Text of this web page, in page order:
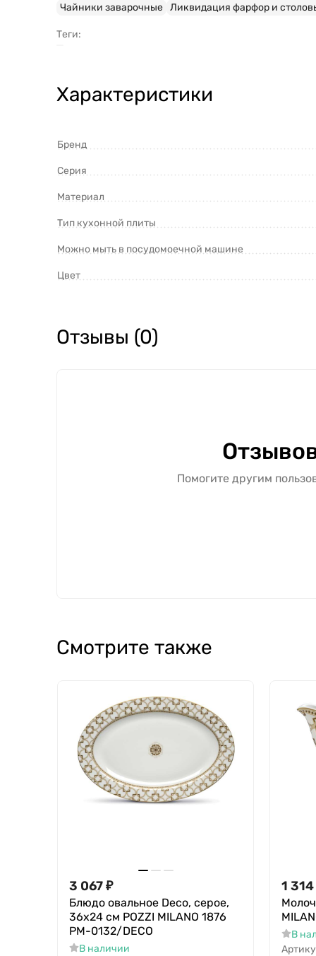
Чайники заварочные Ликвидация фарфор и
Теги:
Характеристики
Бренд
Серия
Материал
Тип кухонной плиты
Можно мыть в посудомоечной машине
Цвет
Отзывы (0)
Помогите другим
Смотрите также
3 067₽
Блюдо овальное Deco, серое,
36х24 см POZZI MILANO 1876
PM-0132/DECO
В наличии
1 314
В